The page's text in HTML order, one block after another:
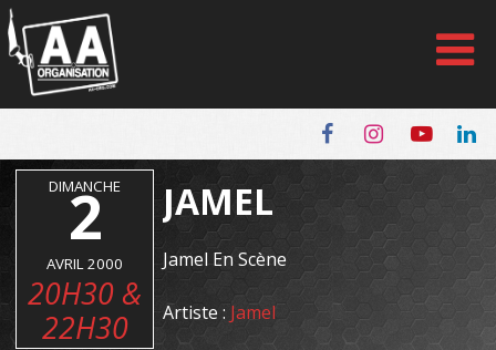
Panneau de gestion des cookies
DIMANCHE
2
AVRIL 2000
20H30 &
22H30
JAMEL
Jamel En Scène
Artiste : Jamel